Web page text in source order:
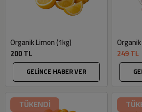
Organik Limon (1kg)
200 TL
GELİNCE HABER VER
249 TL
TÜKENDİ